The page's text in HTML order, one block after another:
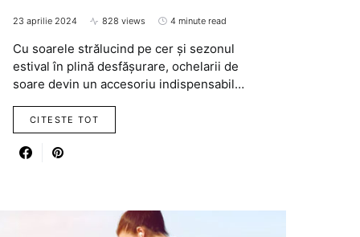
23 aprilie 2024 828 views 4 minute read
Cu soarele strălucind pe cer și sezonul
estival în plină desfășurare, ochelarii de
soare devin un accesoriu indispensabil…
CITESTE TOT